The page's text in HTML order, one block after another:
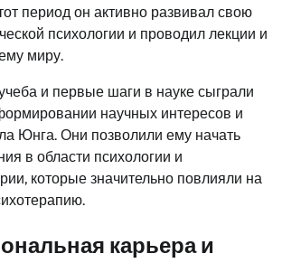
период он активно развивал свою
психологии и проводил лекции и
миру.
и первые шаги в науке сыграли
научных интересов и
Юнга. Они позволили ему начать
в области психологии и
которые значительно повлияли на
карьера и